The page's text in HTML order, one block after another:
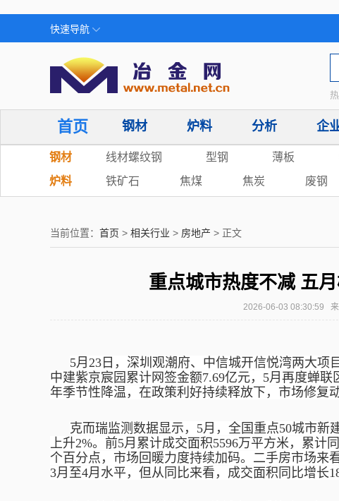
快速导航
首页 钢材 炉料 分析 企
钢材 线材螺纹钢 型钢 薄板
炉料
铁矿石 焦煤 焦炭 废钢
当前位置： 首页 > 相关行业 > 房地产 > 正文
重点城市热度不减 五
2026-06-03 08:30:59
5月23日，深圳观潮府、中信城开信悦湾两大项
中建紫京宸园累计网签金额7.69亿元，5月再度蝉
年季节性降温，在政策利好持续释放下，市场修复
克而瑞监测数据显示， 5月，全国重点50城市新
上升2%。前5月累计成交面积5596万平方米，累计
个百分点，市场回暖力度持续加码。二手房市场来
3月至4月水平，但从同比来看，成交面积同比增长